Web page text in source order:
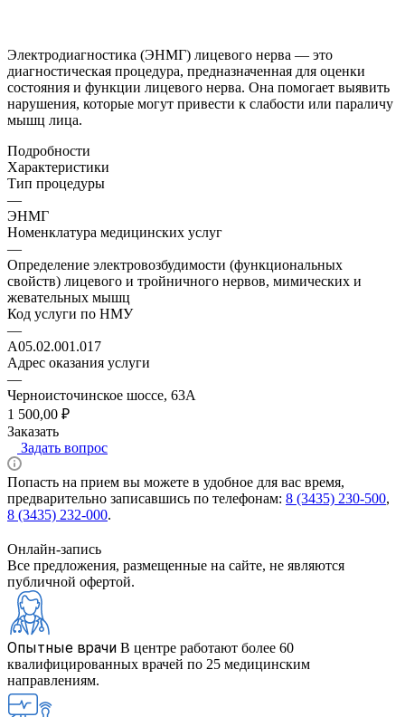
Электродиагностика (ЭНМГ) лицевого нерва — это
диагностическая процедура, предназначенная для оценки
состояния и функции лицевого нерва. Она помогает выявить
нарушения, которые могут привести к слабости или параличу
мышц лица.
Подробности
Характеристики
Тип процедуры
—
ЭНМГ
Номенклатура медицинских услуг
—
Определение электровозбудимости (функциональных
свойств) лицевого и тройничного нервов, мимических и
жевательных мышц
Код услуги по НМУ
—
A05.02.001.017
Адрес оказания услуги
—
Черноисточинское шоссе, 63А
1 500,00 ₽
Заказать
Задать вопрос
Попасть на прием вы можете в удобное для вас время,
предварительно записавшись по телефонам: 8 (3435) 230-500,
8 (3435) 232-000.
Онлайн-запись
Все предложения, размещенные на сайте, не являются
публичной офертой.
Опытные врачи В центре работают более 60
квалифицированных врачей по 25 медицинским
направлениям.